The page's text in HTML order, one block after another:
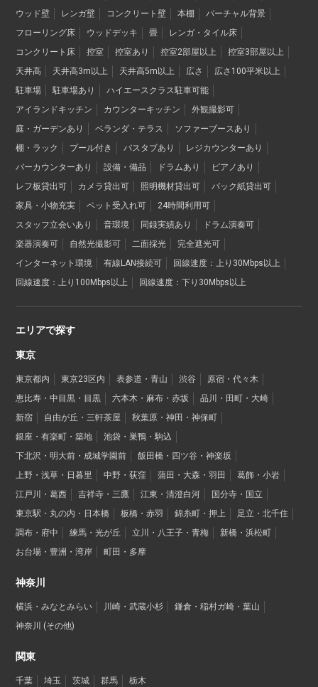
ウッド壁
レンガ壁 コンクリート壁 本棚
バーチャル背景
フローリング床
ウッドデッキ 畳
レンガ・タイル床
コンクリート床
控室 控室あり 控室2部屋以上
控室3部屋以上
天井高
天井高3m以上 天井高5m以上 広さ
広さ100平米以上
駐車場
駐車場あり
ハイエースクラス駐車可能
アイランドキッチン
カウンターキッチン
外観撮影可
庭・ガーデンあり
ベランダ・テラス
ソファーブースあり
棚・ラック
プール付き バスタブあり
レジカウンターあり
バーカウンターあり
設備・備品 ドラムあり
ピアノあり
レフ板貸出可
カメラ貸出可 照明機材貸出可
バック紙貸出可
家具・小物充実
ペット受入れ可
24時間利用可
スタッフ立会いあり
音環境 同録実績あり
ドラム演奏可
楽器演奏可
自然光撮影可 二面採光
完全遮光可
インターネット環境
有線LAN接続可
回線速度：上り30Mbps以上
回線速度：上り100Mbps以上
回線速度：下り30Mbps以上
エリアで探す
東京
東京都内 東京23区内 表参道・青山 渋谷
原宿・代々木
恵比寿・中目黒・目黒
六本木・麻布・赤坂
品川・田町・大崎
新宿
自由が丘・三軒茶屋
秋葉原・神田・神保町
銀座・有楽町・築地
池袋・巣鴨・駒込
下北沢・明大前・成城学園前
飯田橋・四ツ谷・神楽坂
上野・浅草・日暮里
中野・荻窪 蒲田・大森・羽田
葛飾・小岩
江戸川・葛西
吉祥寺・三鷹 江東・清澄白河
国分寺・国立
東京駅・丸の内・日本橋
板橋・赤羽 錦糸町・押上
足立・北千住
調布・府中
練馬・光が丘 立川・八王子・青梅
新橋・浜松町
お台場・豊洲・湾岸
町田・多摩
神奈川
横浜・みなとみらい 川崎・武蔵小杉
鎌倉・稲村ガ崎・葉山
神奈川 (その他)
関東
千葉 埼玉 茨城 群馬 栃木